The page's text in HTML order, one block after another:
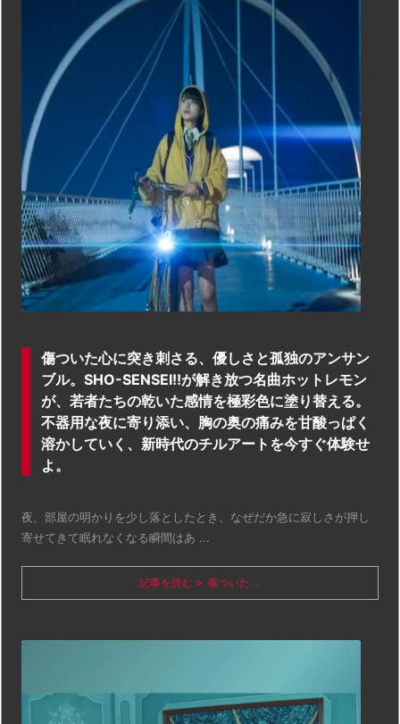
傷ついた心に突き刺さる、優しさと孤独のアンサン
ブル。SHO-SENSEI!!が解き放つ名曲ホットレモン
が、若者たちの乾いた感情を極彩色に塗り替える。
不器用な夜に寄り添い、胸の奥の痛みを甘酸っぱく
溶かしていく、新時代のチルアートを今すぐ体験せ
よ。
夜、部屋の明かりを少し落としたとき、なぜだか急に寂しさが押し
寄せてきて眠れなくなる瞬間はあ ...
記事を読む 傷ついた ...